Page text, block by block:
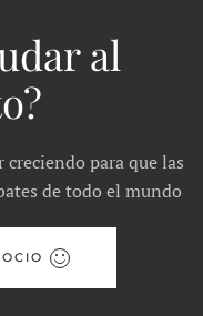
al
para que las
de todo el mundo